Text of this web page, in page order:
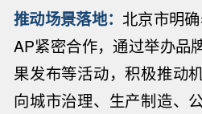
推动场景落地： 北京市明
AP紧密合作，通过举办品
果发布等活动，积极推动
向城市治理、生产制造、